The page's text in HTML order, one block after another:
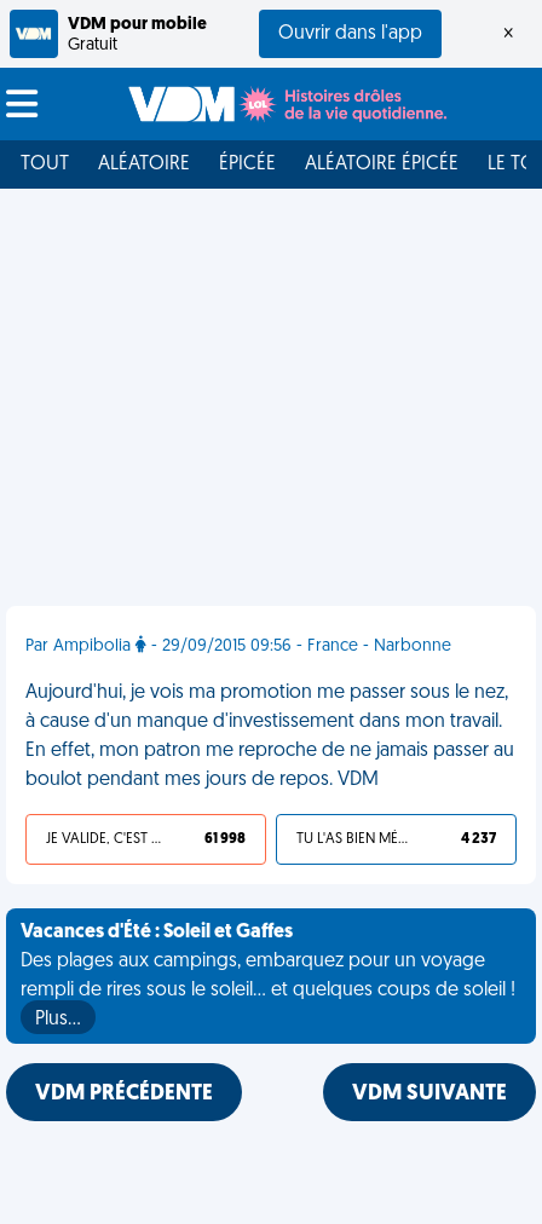
VDM pour mobile
Gratuit
Ouvrir dans l'app ×
TOUT ALÉATOIRE ÉPICÉE ALÉATOIRE ÉPICÉE LE
Par Ampibolia - 29/09/2015 09:56 - France - Narbonne
Aujourd'hui, je vois ma promotion me passer sous le nez,
à cause d'un manque d'investissement dans mon travail.
En effet, mon patron me reproche de ne jamais passer au
boulot pendant mes jours de repos. VDM
JE VALIDE, C'EST UNE VDM 61 998 TU L'AS BIEN MÉRITÉ 4 237
Vacances d'Été : Soleil et Gaffes
Des plages aux campings, embarquez pour un voyage
rempli de rires sous le soleil... et quelques coups de soleil !
Plus…
VDM PRÉCÉDENTE VDM SUIVANTE